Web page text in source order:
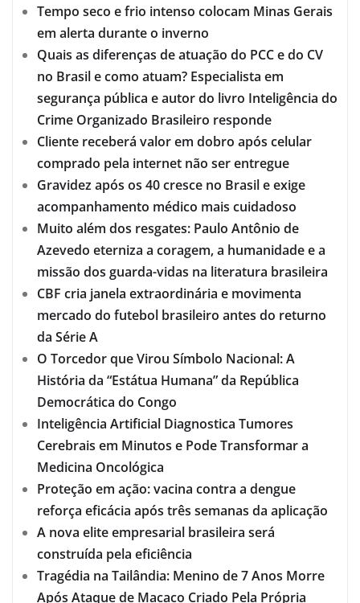
Tempo seco e frio intenso colocam Minas Gerais
em alerta durante o inverno
Quais as diferenças de atuação do PCC e do CV
no Brasil e como atuam? Especialista em
segurança pública e autor do livro Inteligência do
Crime Organizado Brasileiro responde
Cliente receberá valor em dobro após celular
comprado pela internet não ser entregue
Gravidez após os 40 cresce no Brasil e exige
acompanhamento médico mais cuidadoso
Muito além dos resgates: Paulo Antônio de
Azevedo eterniza a coragem, a humanidade e a
missão dos guarda-vidas na literatura brasileira
CBF cria janela extraordinária e movimenta
mercado do futebol brasileiro antes do returno
da Série A
O Torcedor que Virou Símbolo Nacional: A
História da “Estátua Humana” da República
Democrática do Congo
Inteligência Artificial Diagnostica Tumores
Cerebrais em Minutos e Pode Transformar a
Medicina Oncológica
Proteção em ação: vacina contra a dengue
reforça eficácia após três semanas da aplicação
A nova elite empresarial brasileira será
construída pela eficiência
Tragédia na Tailândia: Menino de 7 Anos Morre
Após Ataque de Macaco Criado Pela Própria